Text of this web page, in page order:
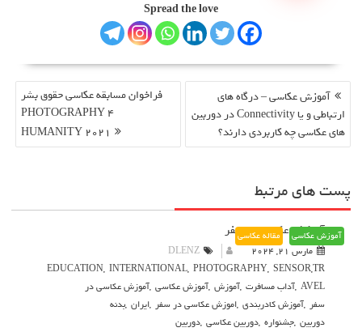
Spread the love
راهبری
نوشتهآموزش عکاسی – درگاه های
ارتباطی و یا Connectivity در دوربین
های عکاسی چه کاربردی دارند؟
فراخوان مسابقه عکاسی حقوق بشر
PHOTOGRAPHY 4
HUMANITY 2021
پست های مرتبط
آموزش عکاسی مقاله عکاسی
آموزش عکاسی در سفر
مارس 21, 2024
DLENZ
EDUCATION, INTERNATIONAL, PHOTOGRAPHY, SENSOR,TR
AVEL
,آداب مسافرت ,آموزش ,آموزش عکاسی ,آموزش عکاسی در
سفر ,آموزش کادربندی ,اموزش عکاسی در سفر ,ایران ,بدنه
دوربین ,جشنواره ,دوربین عکاسی ,دوربین